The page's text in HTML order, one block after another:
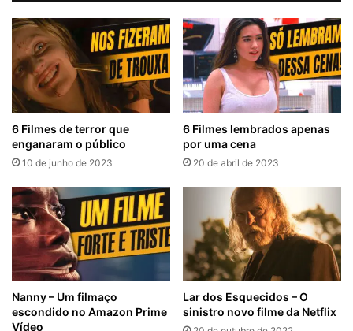
6 Filmes de terror que
enganaram o público
10 de junho de 2023
6 Filmes lembrados apenas
por uma cena
20 de abril de 2023
Nanny – Um filmaço
escondido no Amazon Prime
Vídeo
Lar dos Esquecidos – O
sinistro novo filme da Netflix